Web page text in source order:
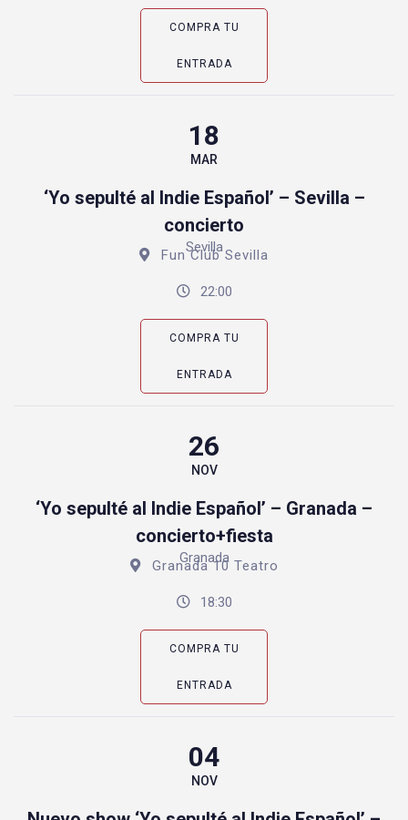
COMPRA TU
ENTRADA
18
MAR
‘Yo sepulté al Indie Español’ – Sevilla –
concierto
Sevilla
Fun Club Sevilla
22:00
COMPRA TU
ENTRADA
26
NOV
‘Yo sepulté al Indie Español’ – Granada –
concierto+fiesta
Granada
Granada 10 Teatro
18:30
COMPRA TU
ENTRADA
04
NOV